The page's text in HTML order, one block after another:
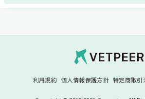
利用規約 個人情報保護方針 特定商取引